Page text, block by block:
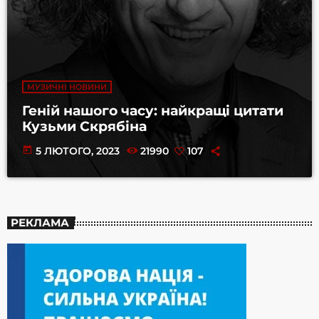
МУЗИЧНІ НОВИНИ
Геній нашого часу: найкращі цитати
Кузьми Скрябіна
today 5 ЛЮТОГО, 2023 21990 107
РЕКЛАМА